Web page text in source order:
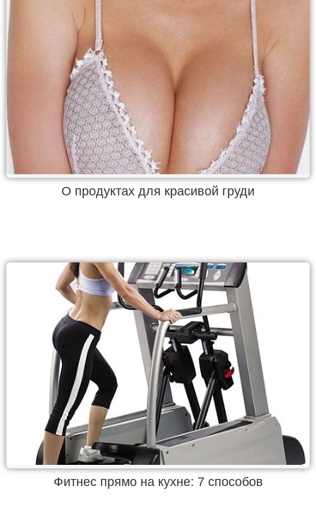
О продуктах для красивой груди
Фитнес прямо на кухне: 7 способов